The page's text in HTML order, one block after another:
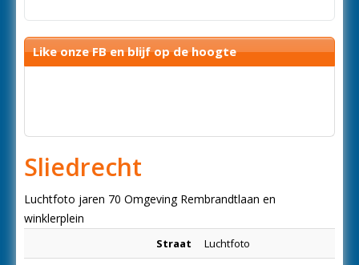
Like onze FB en blijf op de hoogte
Sliedrecht
Luchtfoto jaren 70 Omgeving Rembrandtlaan en
winklerplein
Straat Luchtfoto